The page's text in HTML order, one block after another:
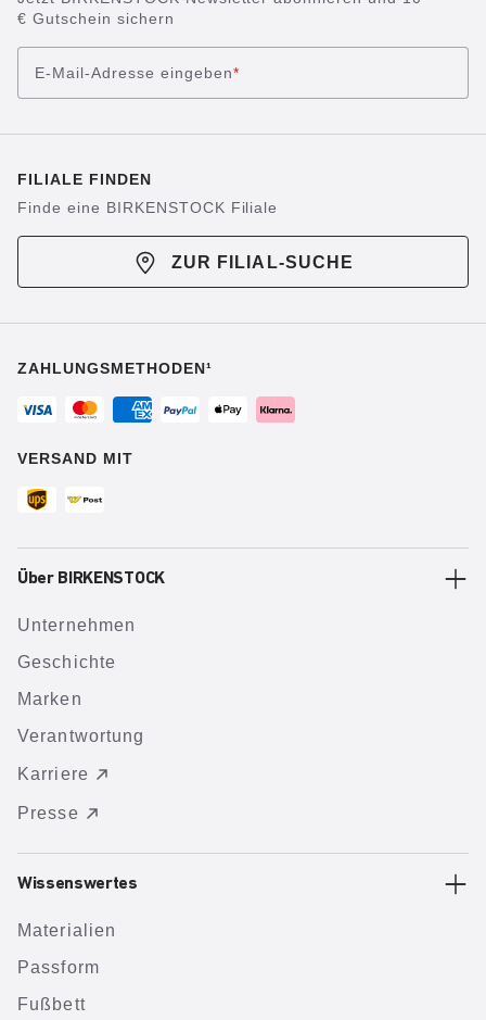
€ Gutschein sichern
E-Mail-Adresse eingeben*
FILIALE FINDEN
Finde eine BIRKENSTOCK Filiale
ZUR FILIAL-SUCHE
ZAHLUNGSMETHODEN¹
VERSAND MIT
Über BIRKENSTOCK
Unternehmen
Geschichte
Marken
Verantwortung
Karriere
Presse
Wissenswertes
Materialien
Passform
Fußbett